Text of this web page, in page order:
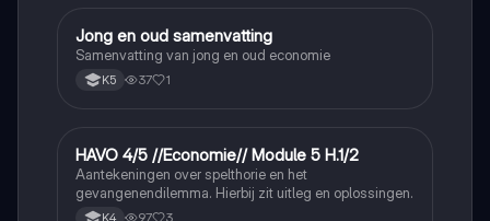
Economie
Jong en oud samenvatting
Samenvatting van jong en oud economie
K5 37 1
Economie
HAVO 4/5 //Economie// Module 5 H.1/2
Aantekeningen over spelthorie en het
gevangenendilemma. Hierbij zit uitleg en oplossingen.
K4 97 3